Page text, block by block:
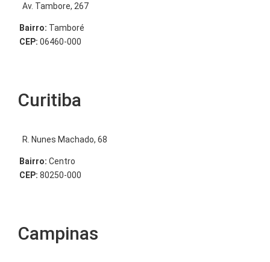
Av. Tambore, 267
Bairro: Tamboré
CEP: 06460-000
Curitiba
R. Nunes Machado, 68
Bairro: Centro
CEP: 80250-000
Campinas